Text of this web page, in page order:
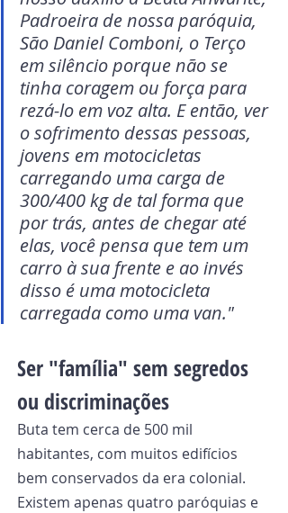
Padroeira de nossa paróquia,
São Daniel Comboni, o Terço
em silêncio porque não se
tinha coragem ou força para
rezá-lo em voz alta. E então, ver
o sofrimento dessas pessoas,
jovens em motocicletas
carregando uma carga de
300/400 kg de tal forma que
por trás, antes de chegar até
elas, você pensa que tem um
carro à sua frente e ao invés
disso é uma motocicleta
carregada como uma van."
Ser "família" sem segredos
ou discriminações
Buta tem cerca de 500 mil
habitantes, com muitos edifícios
bem conservados da era colonial.
Existem apenas quatro paróquias e